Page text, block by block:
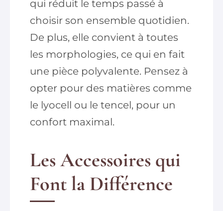
qui réduit le temps passé à
choisir son ensemble quotidien.
De plus, elle convient à toutes
les morphologies, ce qui en fait
une pièce polyvalente. Pensez à
opter pour des matières comme
le lyocell ou le tencel, pour un
confort maximal.
Les Accessoires qui
Font la Différence